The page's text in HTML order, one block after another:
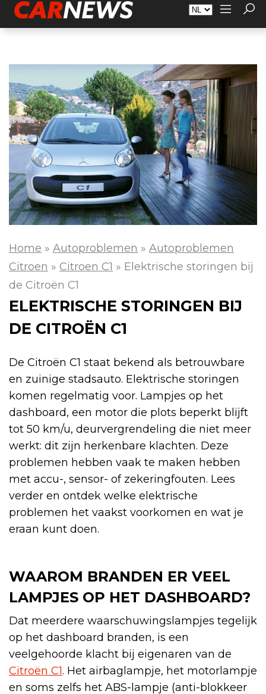
Adverteren Over Carnews.nl Contact
Home » Autoproblemen » Autoproblemen
Citroen » Citroen C1 » Elektrische storingen bij
de Citroën C1
ELEKTRISCHE STORINGEN BIJ
DE CITROËN C1
De Citroën C1 staat bekend als betrouwbare
en zuinige stadsauto. Elektrische storingen
komen regelmatig voor. Lampjes op het
dashboard, een motor die plots beperkt blijft
tot 50 km/u, deurvergrendeling die niet meer
werkt: dit zijn herkenbare klachten. Deze
problemen hebben vaak te maken hebben
met accu-, sensor- of zekeringfouten. Lees
verder en ontdek welke elektrische
problemen het vaakst voorkomen en wat je
eraan kunt doen.
WAAROM BRANDEN ER VEEL
LAMPJES OP HET DASHBOARD?
Dat meerdere waarschuwingslampjes tegelijk
op het dashboard branden, is een
veelgehoorde klacht bij eigenaren van de
Citroën C1. Het airbaglampje, het motorlampje
en soms zelfs het ABS-lampje (anti-blokkeer